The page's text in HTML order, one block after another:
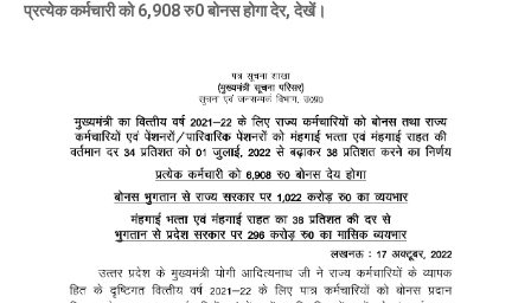
प्रत्येक कर्मचारी को 6,908 रु0 बोनस होगा देर, देखें।